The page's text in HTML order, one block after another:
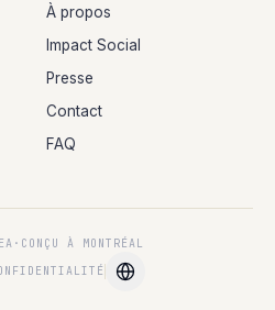
À propos
Impact Social
Presse
Contact
FAQ
· CONÇU À MONTRÉAL